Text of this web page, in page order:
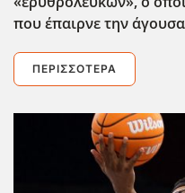
που έπαιρνε την
ΠΕΡΙΣΣΌΤΕΡΑ